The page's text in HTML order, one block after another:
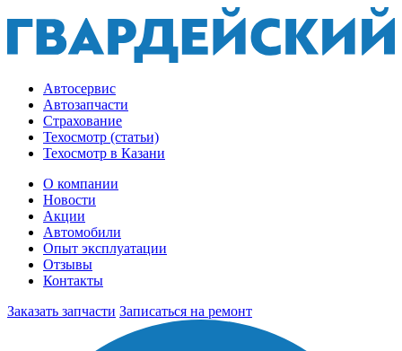
Автосервис
Автозапчасти
Страхование
Техосмотр (статьи)
Техосмотр в Казани
О компании
Новости
Акции
Автомобили
Опыт эксплуатации
Отзывы
Контакты
Заказать запчасти Записаться на ремонт